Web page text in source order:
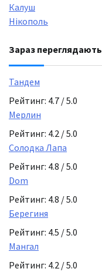
Калуш
Нікополь
Зараз переглядають
Тандем
Рейтинг: 4.7 / 5.0
Мерлин
Рейтинг: 4.2 / 5.0
Солодка Лапа
Рейтинг: 4.8 / 5.0
Dom
Рейтинг: 4.8 / 5.0
Берегиня
Рейтинг: 4.5 / 5.0
Мангал
Рейтинг: 4.2 / 5.0